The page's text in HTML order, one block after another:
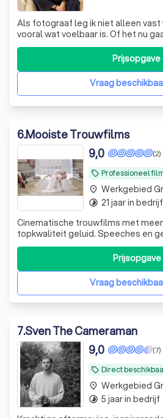
Als fotograaf leg ik niet alleen vast
vooral wat voelbaar is. Of het nu
shoot, een beautycampagne of
beeld vertelt een uniek verhaal. Met oog voor detail en
een sterk creatief concept breng ik
Stijlvol,
Vraag
Prijsopgave
6.Mooiste Trouwfilms
local_offer Professioneel
(2)
9,0
Cinematische trouwfilms met
topkwaliteit geluid. Speeches en
terug. Voor bruidsparen die voor
met meer dan alleen muziek
Vraag
Prijsopgave
place Werkgebied
timelapse 21 jaar in bedrijf
7.Sven The Cameraman
local_offer Direct
(7)
9,0
place Werkgebied
timelapse 5 jaar in bedrijf